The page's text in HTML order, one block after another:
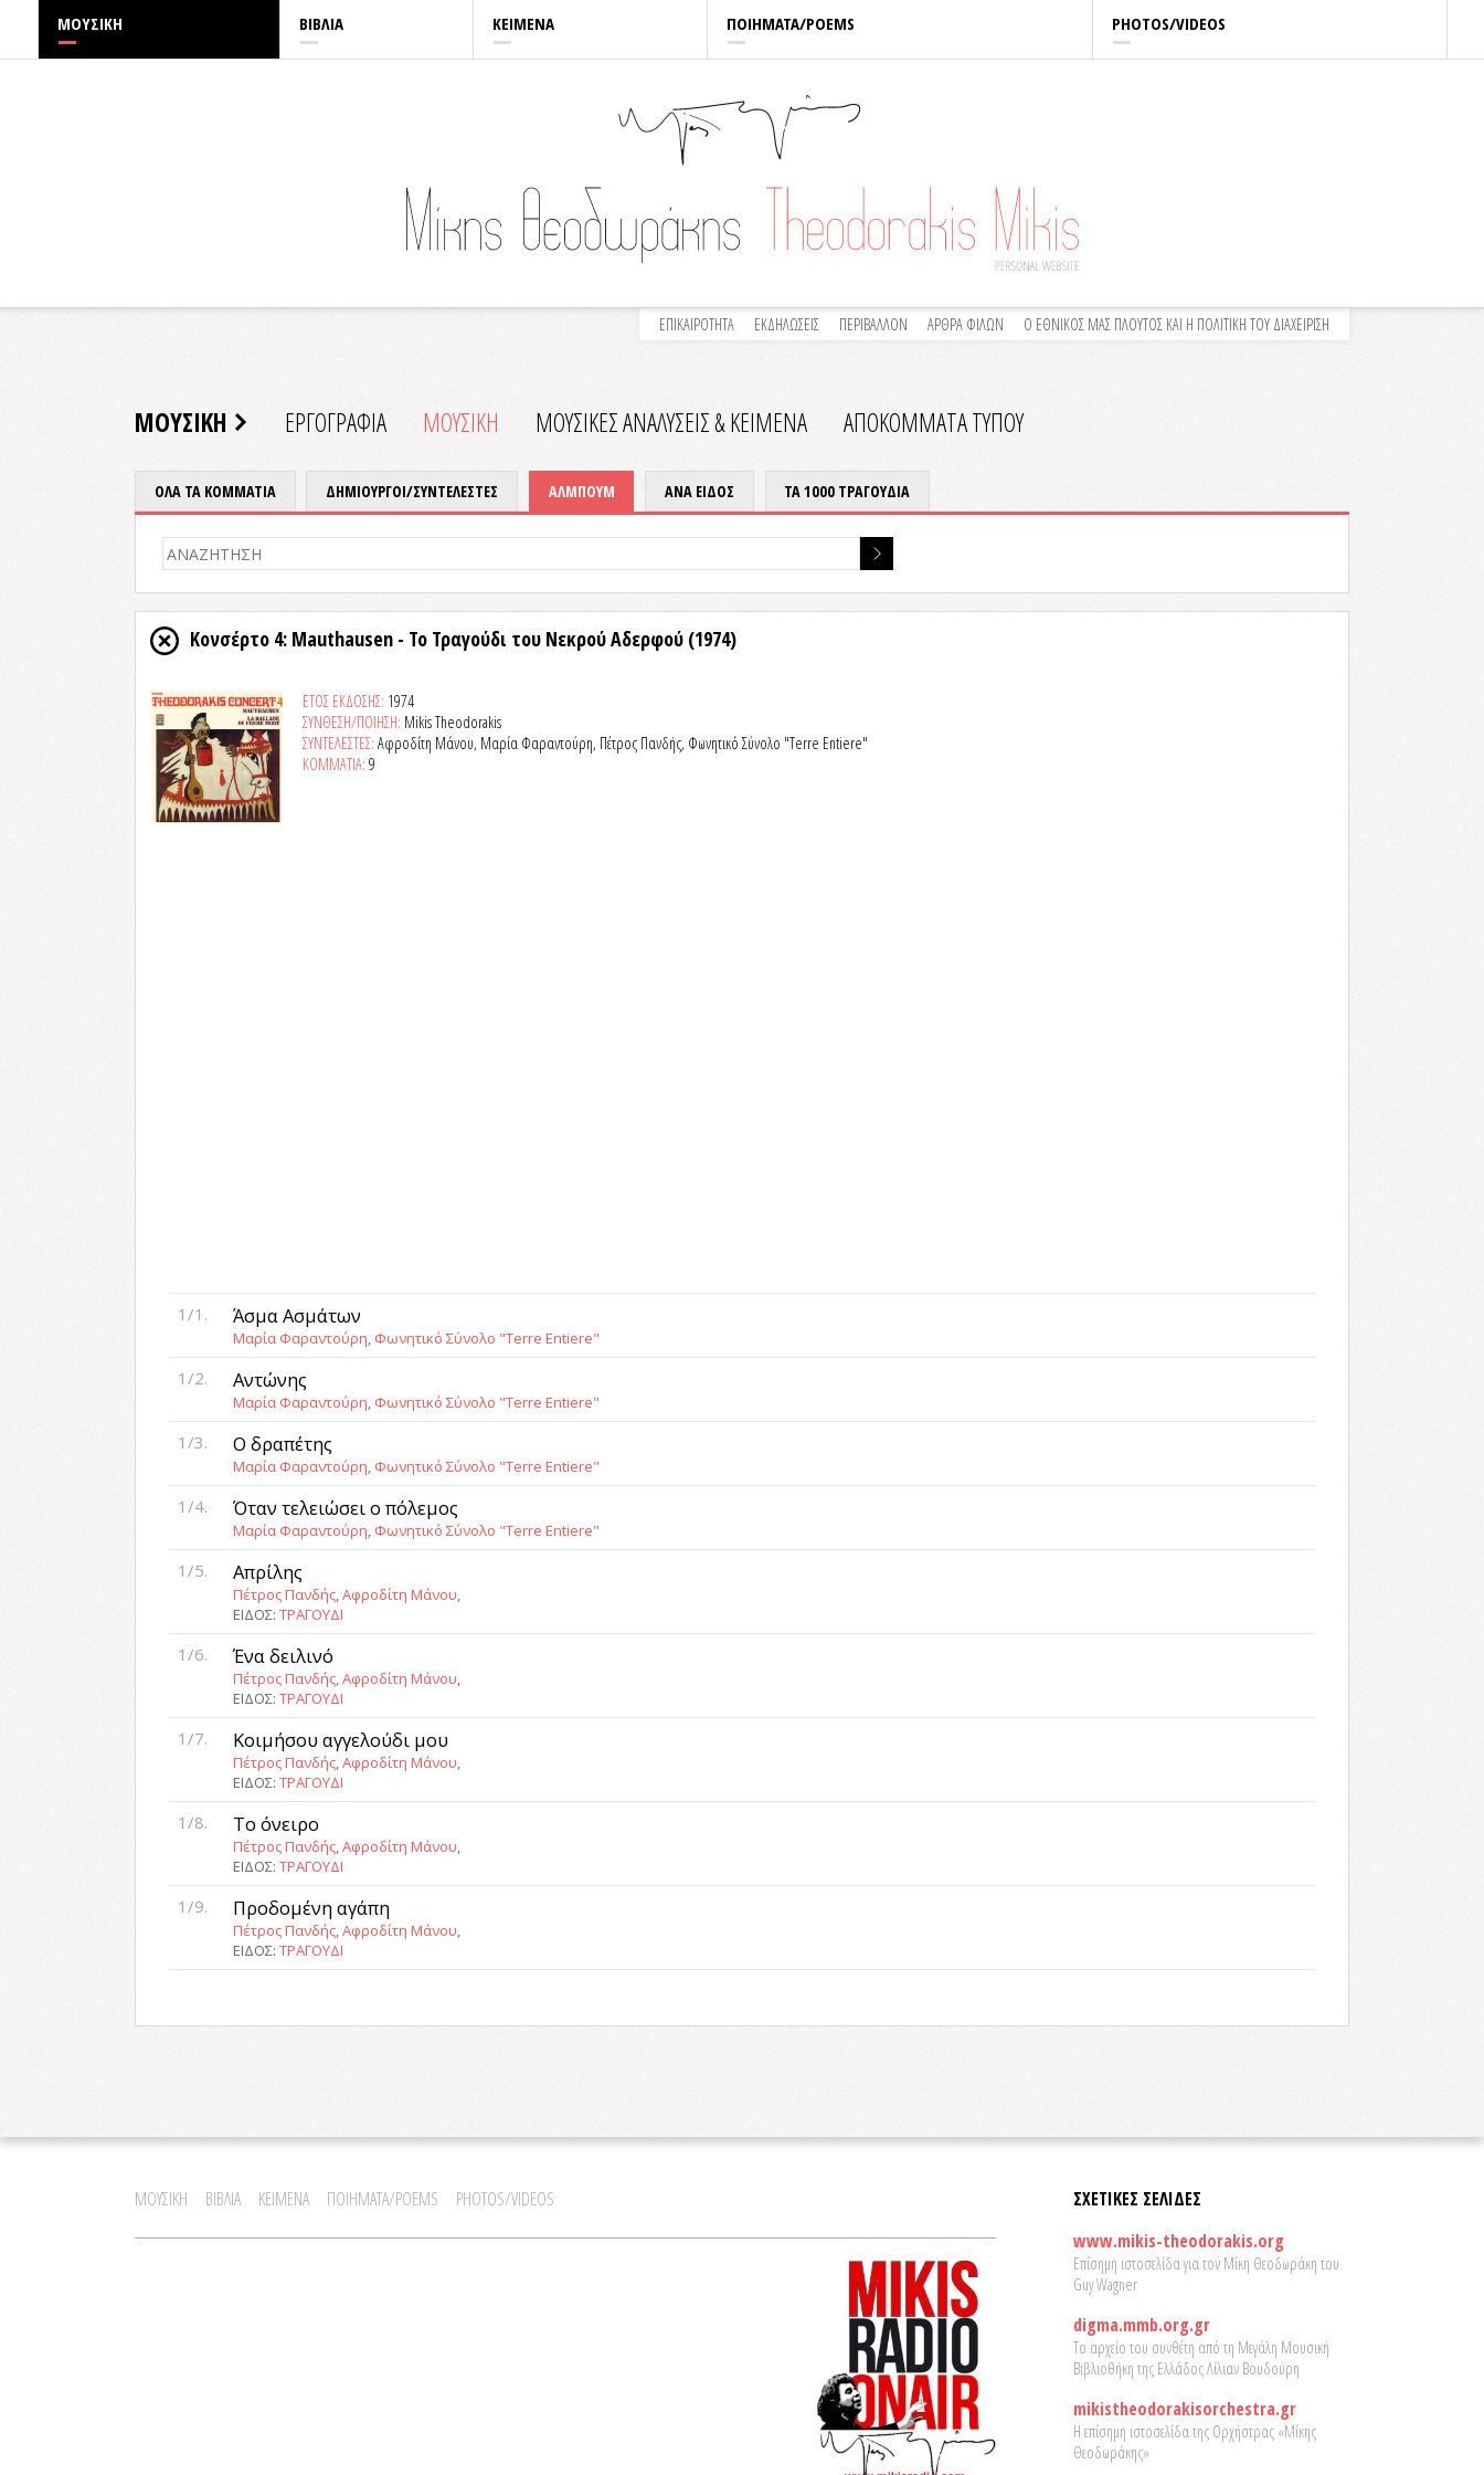
ΜΟΥΣΙΚΗ ΒΙΒΛΙΑ ΚΕΙΜΕΝΑ ΠΟΙΗΜΑΤΑ/POEMS PHOTOS/VIDEOS
ΕΠΙΚΑΙΡΟΤΗΤΑ ΕΚΔΗΛΩΣΕΙΣ ΠΕΡΙΒΑΛΛΟΝ ΑΡΘΡΑ ΦΙΛΩΝ Ο ΕΘΝΙΚΟΣ ΜΑΣ ΠΛΟΥΤΟΣ ΚΑΙ Η ΠΟΛΙΤΙΚΗ ΤΟΥ ΔΙΑΧΕΙΡΙΣΗ
ΜΟΥΣΙΚΗ ΕΡΓΟΓΡΑΦΙΑ ΜΟΥΣΙΚΗ ΜΟΥΣΙΚΕΣ ΑΝΑΛΥΣΕΙΣ & KEIMENA ΑΠΟΚΟΜΜΑΤΑ ΤΥΠΟΥ
ΟΛΑ ΤΑ ΚΟΜΜΑΤΙΑ ΔΗΜΙΟΥΡΓΟΙ/ΣΥΝΤΕΛΕΣΤΕΣ ΑΛΜΠΟΥΜ ΑΝΑ ΕΙΔΟΣ ΤΑ 1000 ΤΡΑΓΟΥΔΙΑ
Κονσέρτο 4: Mauthausen - Το Τραγούδι του Νεκρού Αδερφού (1974)
ΕΤΟΣ ΕΚΔΟΣΗΣ: 1974
ΣΥΝΘΕΣΗ/ΠΟΙΗΣΗ: Mikis Theodorakis
ΣΥΝΤΕΛΕΣΤΕΣ: Αφροδίτη Μάνου, Μαρία Φαραντούρη, Πέτρος Πανδής, Φωνητικό Σύνολο "Terre Entiere"
ΚΟΜΜΑΤΙΑ: 9
1/1. Άσμα Ασμάτων
Μαρία Φαραντούρη, Φωνητικό Σύνολο "Terre Entiere"
1/2. Αντώνης
Μαρία Φαραντούρη, Φωνητικό Σύνολο "Terre Entiere"
1/3. Ο δραπέτης
Μαρία Φαραντούρη, Φωνητικό Σύνολο "Terre Entiere"
1/4. Όταν τελειώσει ο πόλεμος
Μαρία Φαραντούρη, Φωνητικό Σύνολο "Terre Entiere"
1/5. Απρίλης
Πέτρος Πανδής,Αφροδίτη Μάνου,
ΕΙΔΟΣ:ΤΡΑΓΟΥΔΙ
1/6. Ένα δειλινό
Πέτρος Πανδής,Αφροδίτη Μάνου,
ΕΙΔΟΣ:ΤΡΑΓΟΥΔΙ
1/7. Κοιμήσου αγγελούδι μου
Πέτρος Πανδής,Αφροδίτη Μάνου,
ΕΙΔΟΣ:ΤΡΑΓΟΥΔΙ
1/8. Το όνειρο
Πέτρος Πανδής,Αφροδίτη Μάνου,
ΕΙΔΟΣ:ΤΡΑΓΟΥΔΙ
1/9. Προδομένη αγάπη
Πέτρος Πανδής,Αφροδίτη Μάνου,
ΕΙΔΟΣ:ΤΡΑΓΟΥΔΙ
ΜΟΥΣΙΚΗ ΒΙΒΛΙΑ ΚΕΙΜΕΝΑ ΠΟΙΗΜΑΤΑ/POEMS PHOTOS/VIDEOS
ΣΧΕΤΙΚΕΣ ΣΕΛΙΔΕΣ
www.mikis-theodorakis.org
Επίσημη ιστοσελίδα για τον Μίκη Θεοδωράκη του
Guy Wagner
digma.mmb.org.gr
Το αρχείο του συνθέτη από τη Μεγάλη Μουσική
Βιβλιοθήκη της Ελλάδος Λίλιαν Βουδούρη
mikistheodorakisorchestra.gr
Η επίσημη ιστοσελίδα της Ορχήστρας «Μίκης
Θεοδωράκης»